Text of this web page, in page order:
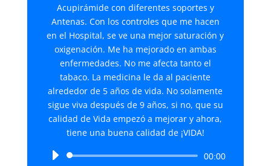
Acupirámide con diferentes soportes y
Antenas. Con los controles que me hacen
en el Hospital, se ve una mejor saturación y
oxigenación. Me ha mejorado en ambas
enfermedades. No me afecta tanto el
tabaco. La medicina le da al paciente
alrededor de 5 años de vida. No solamente
sigue viva después de 9 años, si no, que su
calidad de Vida empezó a mejorar y ahora,
tiene una buena calidad de ¡VIDA!
Reproductor
00:00